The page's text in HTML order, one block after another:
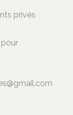
privés
pour